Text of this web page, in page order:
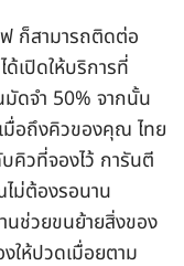
ฟ ก็สามารถติดต่อ
ด้เปิดให้บริการที่
มัดจำ 50% จากนั้น
มื่อถึงคิวของคุณ ไทย
คิวที่จองไว้ การันตี
ไม่ต้องรอนาน
ช่วยขนย้ายสิ่งของ
ให้ปวดเมื่อยตาม